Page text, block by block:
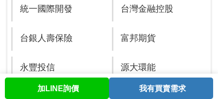
股票查詢 與我聯繫 會員中心
統一國際開發 台灣金融控股
台銀人壽保險 富邦期貨
永豐投信 源大環能
加LINE詢價 我有買賣需求